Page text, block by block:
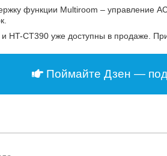
функции Multiroom – управление
HT-CT390 уже доступны в продаже.
Поймайте Дзен —